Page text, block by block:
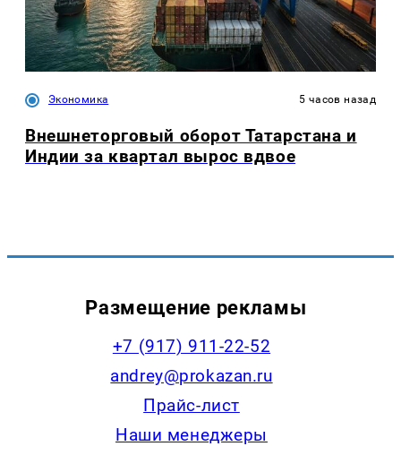
Экономика 5 часов назад
Внешнеторговый оборот Татарстана и
Индии за квартал вырос вдвое
Размещение рекламы
+7 (917) 911-22-52
andrey@prokazan.ru
Прайс-лист
Наши менеджеры